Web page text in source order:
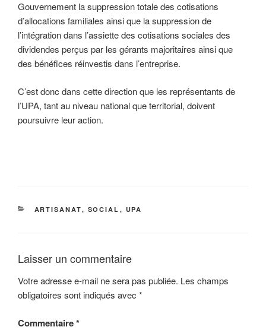
Gouvernement la suppression totale des cotisations
d’allocations familiales ainsi que la suppression de
l’intégration dans l’assiette des cotisations sociales des
dividendes perçus par les gérants majoritaires ainsi que
des bénéfices réinvestis dans l’entreprise.
C’est donc dans cette direction que les représentants de
l’UPA, tant au niveau national que territorial, doivent
poursuivre leur action.
CATÉGORIES
ARTISANAT, SOCIAL , UPA
Laisser un commentaire
Votre adresse e-mail ne sera pas publiée. Les champs
obligatoires sont indiqués avec *
Commentaire*